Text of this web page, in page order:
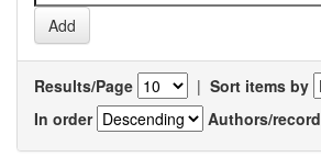
Results/Page | Sort items by
In order
Authors/record